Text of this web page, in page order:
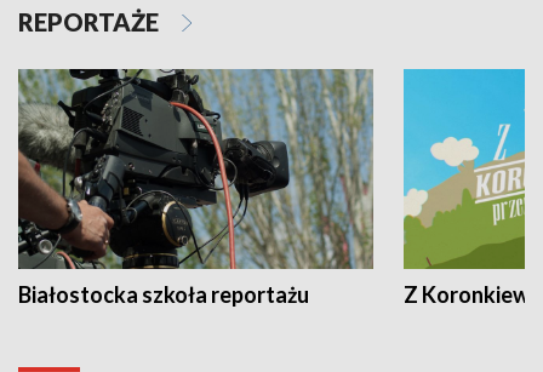
REPORTAŻE
Białostocka szkoła reportażu Z